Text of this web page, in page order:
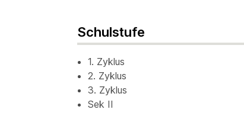
Schulstufe
1. Zyklus
2. Zyklus
3. Zyklus
Sek II